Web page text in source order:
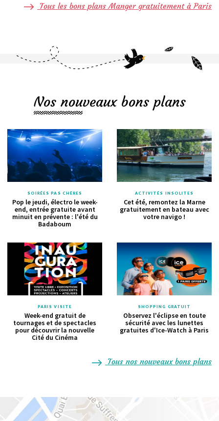
Tous les bons plans Manger gratuitement à Paris
Nos nouveaux bons plans
SOIRÉES PAS CHÈRES
Pop le jeudi, électro le week-
end, entrée gratuite avant
minuit en prévente : l'été du
Badaboum
ACTIVITÉS INSOLITES
Cet été, remontez la Marne
gratuitement en bateau avec
votre navigo !
PARIS VISITE
Week-end gratuit de
tournages et de spectacles
pour découvrir la nouvelle
Cité du Cinéma
SHOPPING GRATUIT
Observez l'éclipse en toute
sécurité avec les lunettes
gratuites d'Ice-Watch à Paris
Tous nos nouveaux bons plans